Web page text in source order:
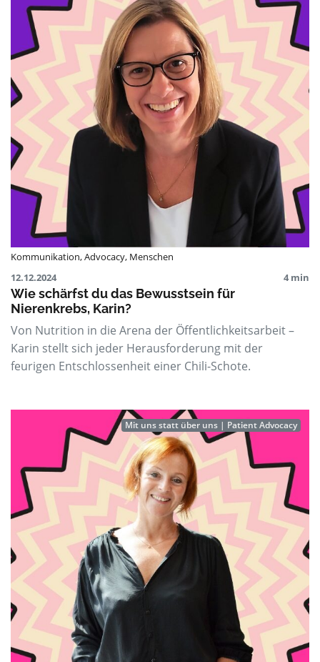
Kommunikation,Advocacy, Menschen
12.12.2024
4 min
Wie schärfst du das Bewusstsein für
Nierenkrebs, Karin?
Von Nutrition in die Arena der Öffentlichkeitsarbeit –
Karin stellt sich jeder Herausforderung mit der
feurigen Entschlossenheit einer Chili-Schote.
Mit uns statt über uns | Patient Advocacy